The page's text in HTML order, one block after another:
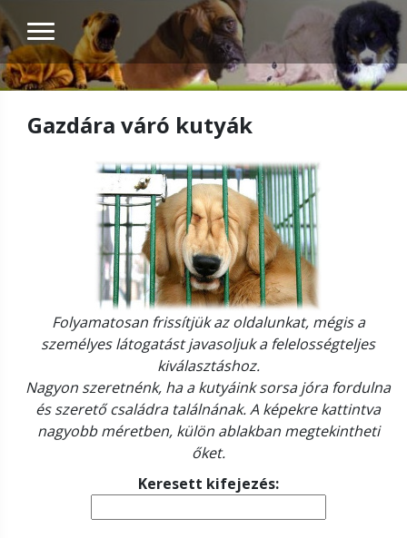
Gazdára váró kutyák
Folyamatosan frissítjük az oldalunkat, mégis a
személyes látogatást javasoljuk a felelosségteljes
kiválasztáshoz.
Nagyon szeretnénk, ha a kutyáink sorsa jóra fordulna
és szerető családra találnának. A képekre kattintva
nagyobb méretben, külön ablakban megtekintheti
őket.
Keresett kifejezés: